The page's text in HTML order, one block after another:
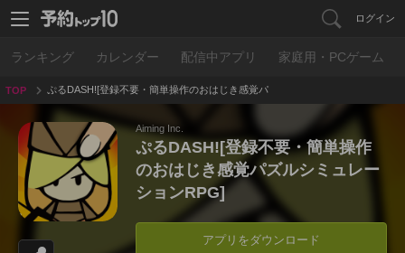
ログイン
ランキング カレンダー 配信中アプリ 家庭用・PCゲーム
TOP
ぷるDASH![登録不要・簡単操作のおはじき感覚パ
ズルシミュレーションRPG]
Aiming Inc.
ぷるDASH![登録不要・簡単操作
のおはじき感覚パズルシミュレー
ションRPG]
アプリをダウンロード